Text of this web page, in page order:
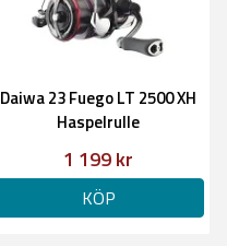
Daiwa 23 Fuego LT 2500 XH
Haspelrulle
1 199 kr
KÖP